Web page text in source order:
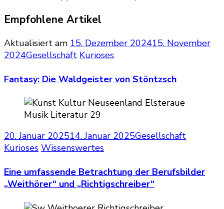
Empfohlene Artikel
Aktualisiert am 15. Dezember 202415. November
2024Gesellschaft Kurioses
Fantasy: Die Waldgeister von Stöntzsch
20. Januar 202514. Januar 2025Gesellschaft
Kurioses Wissenswertes
Eine umfassende Betrachtung der Berufsbilder
„Weithörer“ und „Richtigschreiber“